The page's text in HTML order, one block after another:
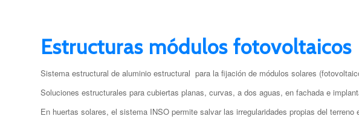
Estructuras módulos fotovoltaicos
Sistema estructural de aluminio estructural para la fijación de módulos solares
Soluciones estructurales para cubiertas planas, curvas, a dos aguas, en fachada e
En huertas solares, el sistema INSO permite salvar las irregularidades propias del